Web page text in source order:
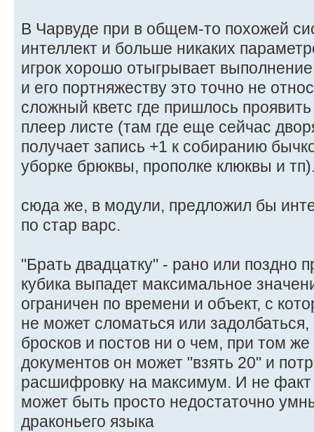
В Чарвуде при в общем-то похожей
интеллект и больше никаких
игрок хорошо отыгрывает
и его портняжеству это точно не
сложный кветс где пришлось
плеер листе (там где еще сейчас
получает запись +1 к собиранию
уборке брюквы, прополке клюквы и
сюда же, в модули, предложил бы
по стар варс.
"Брать двадцатку" - рано или поздно
кубика выпадет максимальное
ограничен по времени и объект, с
не может сломаться или
бросков и постов ни о чем, при том
документов он может "взять 20" и
расшифровку на максимум. И не факт
может быть просто недостаточно
драконьего языка